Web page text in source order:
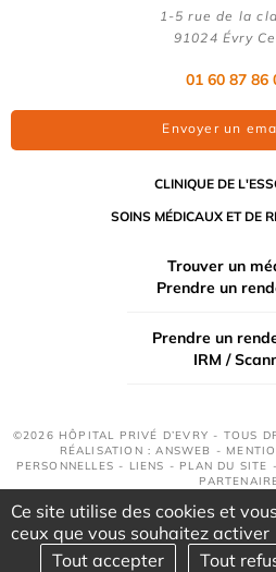
1-5 rue de la
91024 Évry
01 60 87 86
Envoyer un
CLINIQUE DE
SOINS MÉDICAUX ET DE
Trouver un
Prendre un
Prendre un
IRM /
©2026 HÔPITAL PRIVÉ D’EVRY - TOUS
RÉALISATION : ANSWEB -
PERSONNELLES - LIENS - PLAN DU SITE
Ce site utilise des cookies et
ceux que vous souhaitez activer
Tout accepter
Tout